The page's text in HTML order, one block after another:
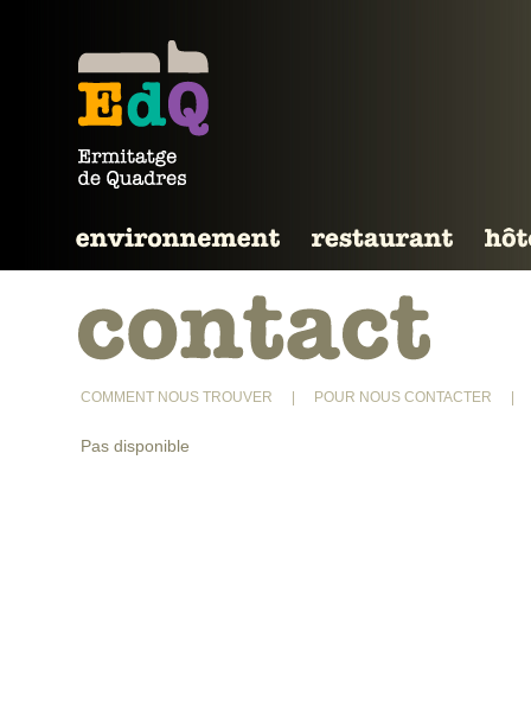
COMMENT NOUS TROUVER POUR NOUS CONTACTER
Pas disponible